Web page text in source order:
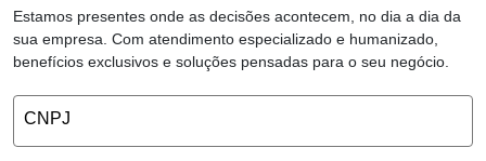
Estamos presentes onde as decisões acontecem, no dia a dia da
sua empresa. Com atendimento especializado e humanizado,
benefícios exclusivos e soluções pensadas para o seu negócio.
CNPJ